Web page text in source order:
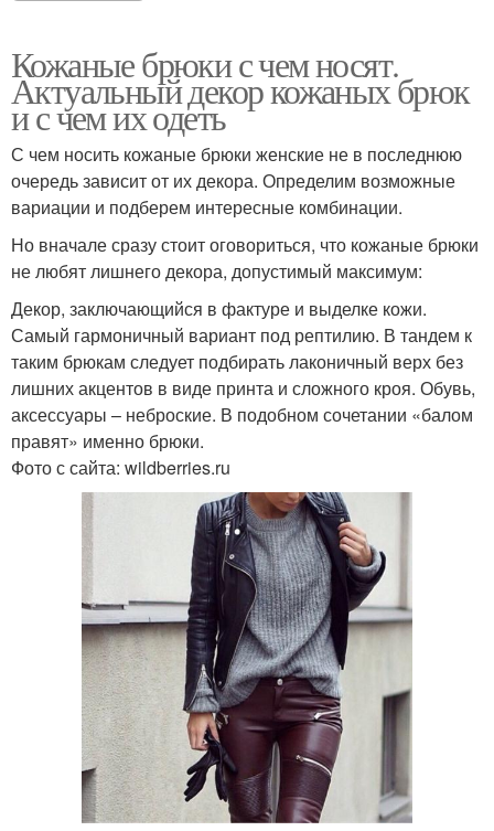
Кожаные брюки с чем носят.
Актуальный декор кожаных брюк
и с чем их одеть
С чем носить кожаные брюки женские не в последнюю
очередь зависит от их декора. Определим возможные
вариации и подберем интересные комбинации.
Но вначале сразу стоит оговориться, что кожаные брюки
не любят лишнего декора, допустимый максимум:
Декор, заключающийся в фактуре и выделке кожи.
Самый гармоничный вариант под рептилию. В тандем к
таким брюкам следует подбирать лаконичный верх без
лишних акцентов в виде принта и сложного кроя. Обувь,
аксессуары – неброские. В подобном сочетании «балом
правят» именно брюки.
Фото с сайта: wildberries.ru